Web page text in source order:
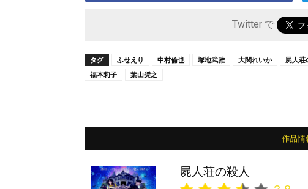
Twitter で
タグ ふせえり 中村倫也 塚地武雅 大関れいか 屍人荘
福本莉子
葉山奨之
作品情
屍人荘の殺人